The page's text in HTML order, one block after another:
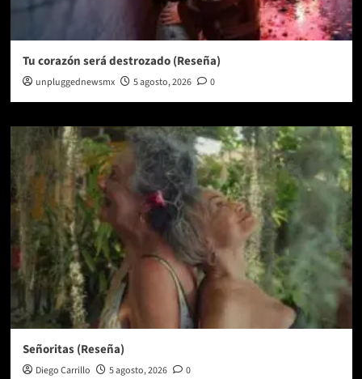
Tu corazón será destrozado (Reseña)
unpluggednewsmx 5 agosto, 2026 0
Señoritas (Reseña)
Diego Carrillo 5 agosto, 2026 0